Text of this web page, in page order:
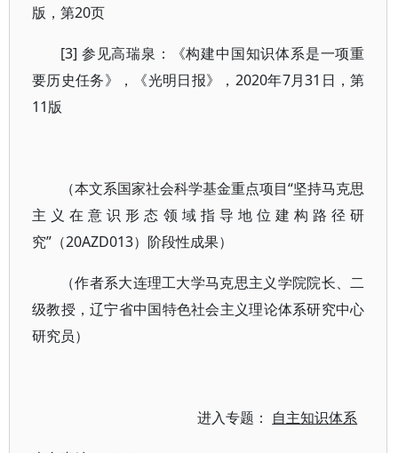
版，第20页
[3] 参见高瑞泉：《构建中国知识体系是一项重
要历史任务》，《光明日报》，2020年7月31日，第
11版
（本文系国家社会科学基金重点项目“坚持马克思
主义在意识形态领域指导地位建构路径研
究”（20AZD013）阶段性成果）
（作者系大连理工大学马克思主义学院院长、二
级教授，辽宁省中国特色社会主义理论体系研究中心
研究员）
进入专题： 自主知识体系